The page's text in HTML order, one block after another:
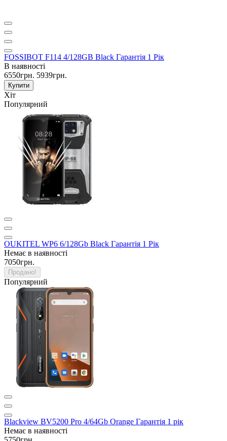
FOSSIBOT F114 4/128GB Black Гарантія 1 Рік
В наявності
6550грн. 5939грн.
Купити
Хіт
Популярний
OUKITEL WP6 6/128Gb Black Гарантія 1 Рік
Немає в наявності
7050грн.
Продано!
Популярний
Blackview BV5200 Pro 4/64Gb Orange Гарантія 1 рік
Немає в наявності